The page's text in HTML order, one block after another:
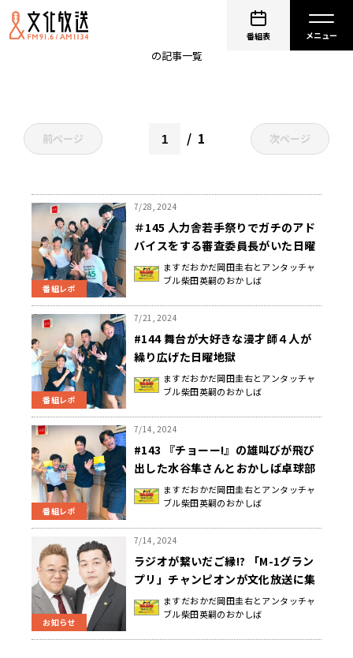
番組表
の記事一覧
前ページ 1 次ページ
番組レポ
7/28, 2024
＃145 人力舎若手祭りでガチのアド
バイスをする審査委員長がいた日曜
地獄 ますだおかだ岡田圭右とアンタッチャ
ブル柴田英嗣のおかしば
番組レポ
7/21, 2024
#144 舞台が大好きな漫才師４人が
繰り広げた日曜地獄
ますだおかだ岡田圭右とアンタッチャ
ブル柴田英嗣のおかしば
番組レポ
7/14, 2024
#143 『チョーー!』の雄叫びが飛び
出した水谷隼さんとおかしば卓球部
の日曜地獄ますだおかだ岡田圭右とアンタッチャ
ブル柴田英嗣のおかしば
お知らせ
7/14, 2024
ラジオが繋いだご縁!? 「M-1グラン
プリ」チャンピオンが文化放送に集
結！ サンドウィッチマンが『おかし
ば』に初登場!!
ますだおかだ岡田圭右とアンタッチャ
ブル柴田英嗣のおかしば